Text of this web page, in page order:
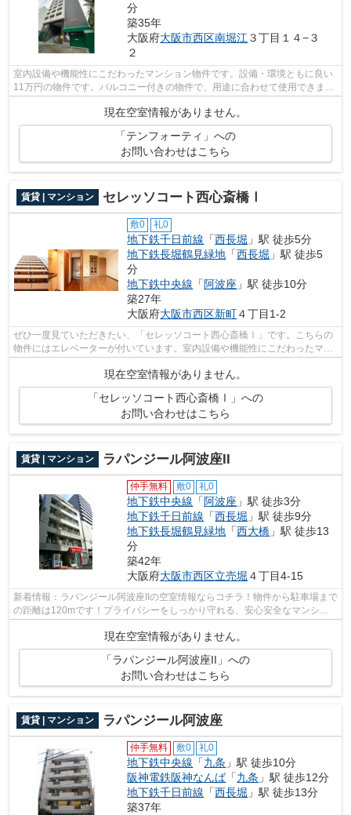
分
築35年
大阪府大阪市西区南堀江 ３丁目１４−３
２
室内設備や機能性にこだわったマンション物件です。設備・環境ともに良い
11万円の物件です。バルコニー付きの物件で、用途に合わせて使用できま
す。好評の駅近物件となっており、駅よ...
現在空室情報がありません。
「テンフォーティ」への
お問い合わせはこちら
賃貸 | マンション セレッソコート西心斎橋Ⅰ
敷0 礼0
地下鉄千日前線 「西長堀 」駅 徒歩5分
地下鉄長堀鶴見緑地 「西長堀 」駅 徒歩5
分
地下鉄中央線 「 阿波座 」駅 徒歩10分
築27年
大阪府大阪市西区新町４丁目1-2
ぜひ一度見ていただきたい、「セレッソコート西心斎橋Ⅰ」です。こちらの
物件にはエレベーターが付いています。室内設備や機能性にこだわったマン
現在空室情報がありません。
「セレッソコート西心斎橋Ⅰ」への
お問い合わせはこちら
賃貸 | マンション ラパンジール阿波座II
仲手無料 敷0 礼0
地下鉄中央線 「 阿波座 」駅 徒歩3分
地下鉄千日前線 「西長堀 」駅 徒歩9分
地下鉄長堀鶴見緑地 「西大橋 」駅 徒歩13
分
築42年
大阪府大阪市西区立売堀 ４丁目4-15
新着情報：ラパンジール阿波座IIの空室情報ならコチラ！物件から駐車場まで
の距離は120mです！プライバシーをしっかり守れる、安心安全なマンショ
ンです！2駅利用可能でとても利便性の...
現在空室情報がありません。
「ラパンジール阿波座II」への
お問い合わせはこちら
賃貸 | マンション ラパンジール阿波座
仲手無料 敷0 礼0
地下鉄中央線 「九条 」駅 徒歩10分
阪神電鉄阪神なんば「九条 」駅 徒歩12分
地下鉄千日前線 「西長堀 」駅 徒歩13分
築37年